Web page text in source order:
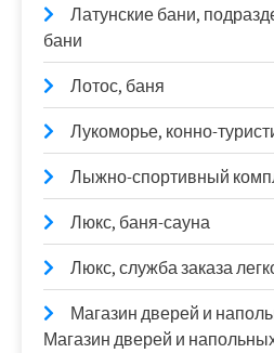
Латунские бани,
бани
Лотос, баня
Лукоморье, конно-
Лыжно-спортивный
Люкс, баня-сауна
Люкс, служба заказа
Магазин дверей и
Магазин дверей и